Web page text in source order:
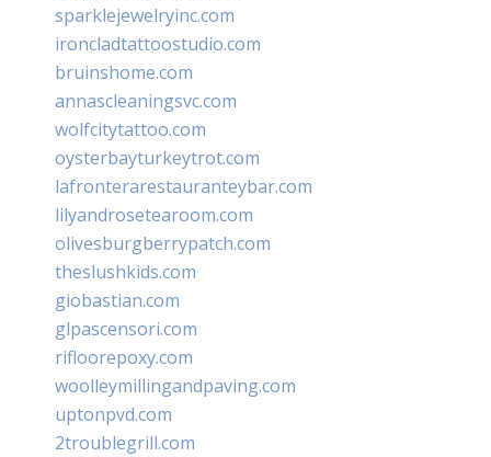
sparklejewelryinc.com
ironcladtattoostudio.com
bruinshome.com
annascleaningsvc.com
wolfcitytattoo.com
oysterbayturkeytrot.com
lafronterarestauranteybar.com
lilyandrosetearoom.com
olivesburgberrypatch.com
theslushkids.com
giobastian.com
glpascensori.com
rifloorepoxy.com
woolleymillingandpaving.com
uptonpvd.com
2troublegrill.com